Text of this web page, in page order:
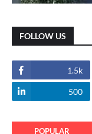
FOLLOW US
1.5k
500
POPULAR